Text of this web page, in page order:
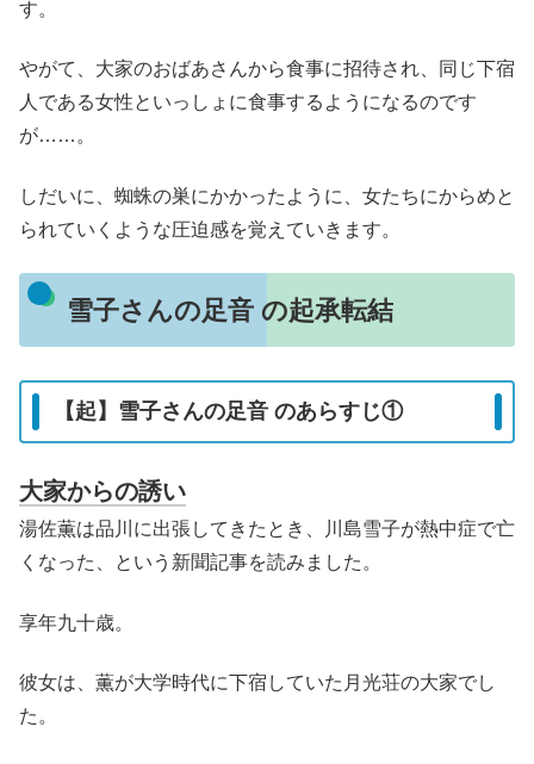
す。
やがて、大家のおばあさんから食事に招待され、同じ下宿
人である女性といっしょに食事するようになるのです
が……。
しだいに、蜘蛛の巣にかかったように、女たちにからめと
られていくような圧迫感を覚えていきます。
雪子さんの足音 の起承転結
【起】雪子さんの足音 のあらすじ①
大家からの誘い
湯佐薫は品川に出張してきたとき、川島雪子が熱中症で亡
くなった、という新聞記事を読みました。
享年九十歳。
彼女は、薫が大学時代に下宿していた月光荘の大家でし
た。